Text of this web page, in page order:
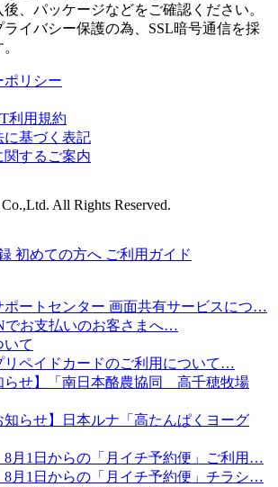
後、パッケージなどをご確認ください。
ライバシー保護の為、SSL暗号通信を採
ポリシー
利用規約
に基づく表記
関するご案内
All Rights Reserved.
初めての方へ ご利用ガイド
ポートセンター 画面共有サービスにつ…
でお支払いのお客さまへ…
いて
リペイドカードのご利用について…
らせ】「南日本酪農協同 高千穂牧場
知らせ】日本ルナ「高たんぱくヨーグ
8月1日からの「月イチ予約便」ご利用…
8月1日からの「月イチ予約便」チラシ…